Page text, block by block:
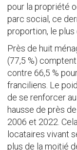
pour la propriété
parc social, ce
proportion, le plus
Près de huit
(77,5 %)
contre 66,5 %
franciliens. Le
de se renforcer
hausse de près
2006 et 2022.
locataires vivant
plus de la moitié